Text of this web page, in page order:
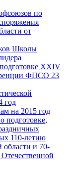
по
от
Школы
XXIV
ФПСО 23
год
на 2015 год
110-летию
и 70-